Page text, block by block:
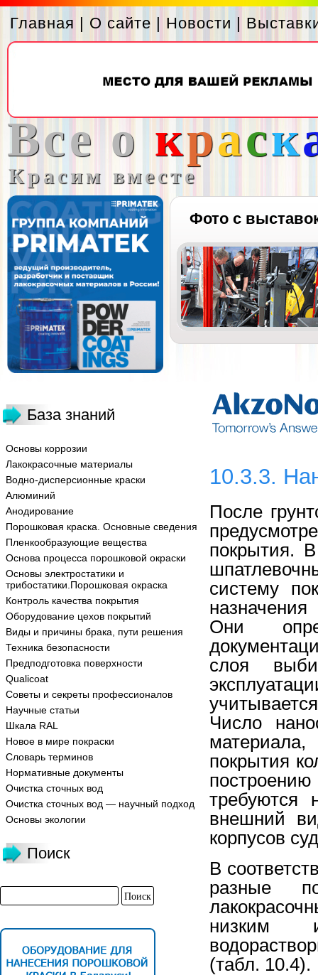
Главная | О сайте | Новости |
Все о краск
Красим вместе
Фото с
База знаний
Основы коррозии
Лакокрасочные материалы
Водно-дисперсионные краски
Алюминий
Анодирование
Порошковая краска. Основные сведения
Пленкообразующие вещества
Основа процесса порошковой окраски
Основы электростатики и
трибостатики.Порошковая окраска
Контроль качества покрытия
Оборудование цехов покрытий
Виды и причины брака, пути решения
Техника безопасности
Предподготовка поверхности
Qualicoat
Советы и секреты профессионалов
Научные статьи
Шкала RAL
Новое в мире покраски
Словарь терминов
Нормативные документы
Очистка сточных вод
Очистка сточных вод — научный подход
Основы экологии
Поиск
10.3.3.
После
покрытия.
систему
Они
слоя
Число
покрытия
требуются
внешний
корпусов
В
разные
низким
(табл. 10.4).